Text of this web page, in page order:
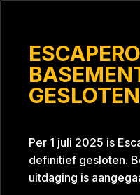
GESLOTEN
Per 1 juli 2025 is
definitief gesloten.
uitdaging is